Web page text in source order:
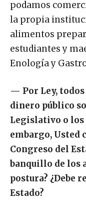
podamos
la propia
alimentos
estudiantes y
Enología y
— Por Ley,
dinero público
Legislativo o
embargo, Usted
Congreso del
banquillo de los
postura? ¿Debe
Estado?